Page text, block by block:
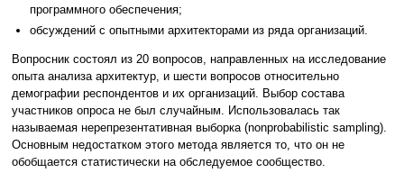
программного обеспечения;
обсуждений с опытными архитекторами из ряда организаций.
Вопросник состоял из 20 вопросов, направленных на исследование
опыта анализа архитектур, и шести вопросов относительно
демографии респондентов и их организаций. Выбор состава
участников опроса не был случайным. Использовалась так
называемая нерепрезентативная выборка (nonprobabilistic sampling).
Основным недостатком этого метода является то, что он не
обобщается статистически на обследуемое сообщество.